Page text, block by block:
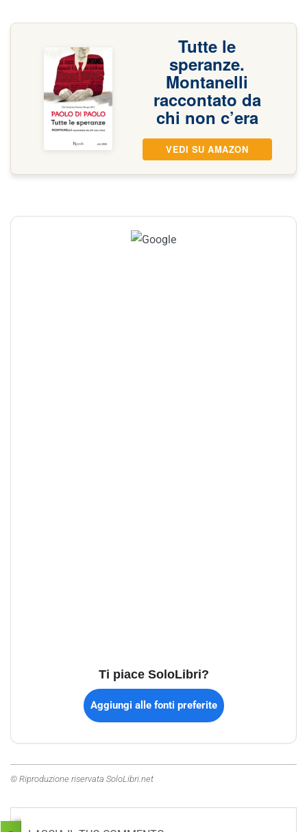
Tutte le
speranze.
Montanelli
raccontato da
chi non c’era
VEDI SU AMAZON
Ti piace SoloLibri?
Aggiungi alle fonti preferite
© Riproduzione riservata SoloLibri.net